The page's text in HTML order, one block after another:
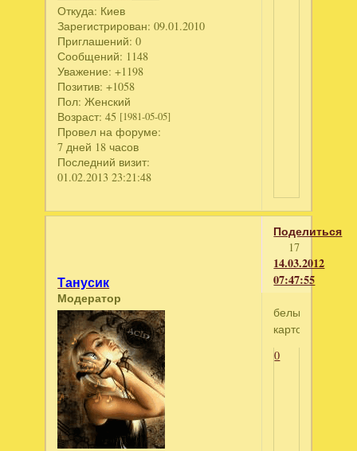
Откуда: Киев
Зарегистрирован: 09.01.2010
Приглашений: 0
Сообщений: 1148
Уважение: +1198
Позитив: +1058
Пол: Женский
Возраст: 45 [1981-05-05]
Провел на форуме:
7 дней 18 часов
Последний визит:
01.02.2013 23:21:48
Поделиться
17
14.03.2012
07:47:55
Танусик
Модератор
белый
картон
0